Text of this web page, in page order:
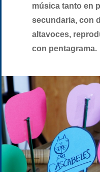
música tanto en
secundaria, con
altavoces,
con pentagrama.